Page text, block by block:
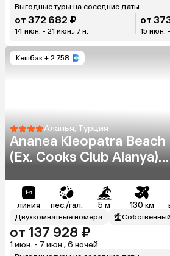
Выгодные туры на соседние даты
от 372 682 ₽
14 июн. - 21 июн., 7 н.
от
15 июн.
Кешбэк + 2 758
Аланья, Турция
Ananea Kleopatra Beach
(Ex. Cooks Club Alanya)
линия пес./гал. 5 м 130 км
Двухкомнатные номера
от 137 928 ₽
1 июн. - 7 июн., 6 ночей